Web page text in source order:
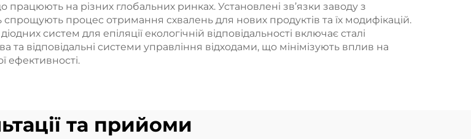
на різних глобальних ринках. Установлені зв’язки заводу з
процес отримання схвалень для нових продуктів та їх модифікацій.
систем для епіляції екологічній відповідальності включає сталі
відповідальні системи управління відходами, що мінімізують вплив на
ефективності.
та прийоми